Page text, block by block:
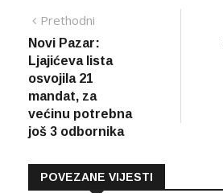
Navigacija
članaka
Prethodni
vijest
Novi Pazar:
Ljajićeva lista
osvojila 21
mandat, za
većinu potrebna
još 3 odbornika
POVEZANE VIJESTI